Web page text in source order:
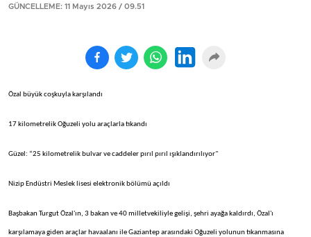
GÜNCELLEME: 11 Mayıs 2026 / 09.51
Özal büyük coşkuyla karşılandı
17 kilometrelik Oğuzeli yolu araçlarla tıkandı
Güzel: “25 kilometrelik bulvar ve caddeler pırıl pırıl ışıklandırılıyor"
Nizip Endüstri Meslek lisesi elektronik bölümü açıldı
Başbakan Turgut Özal'ın, 3 bakan ve 40 milletvekiliyle gelişi, şehri ayağa kaldırdı, Özal'ı
karşılamaya giden araçlar havaalanı ile Gaziantep arasındaki Oğuzeli yolunun tıkanmasına